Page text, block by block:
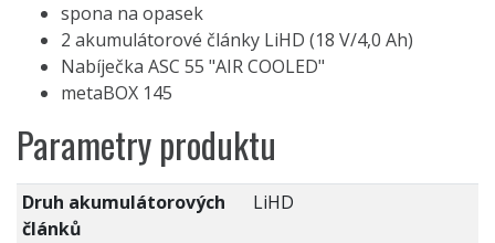
spona na opasek
2 akumulátorové články LiHD (18 V/4,0 Ah)
Nabíječka ASC 55 "AIR COOLED"
metaBOX 145
Parametry produktu
Druh akumulátorových
článků
LiHD